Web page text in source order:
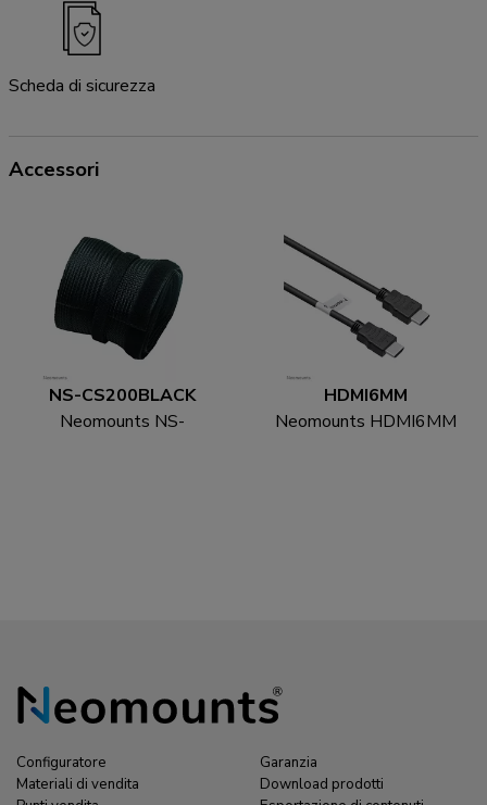
Scheda di sicurezza
Accessori
NS-CS200BLACK
Neomounts NS-
HDMI6MM
Neomounts HDMI6MM
Configuratore
Materiali di vendita
Garanzia
Download prodotti